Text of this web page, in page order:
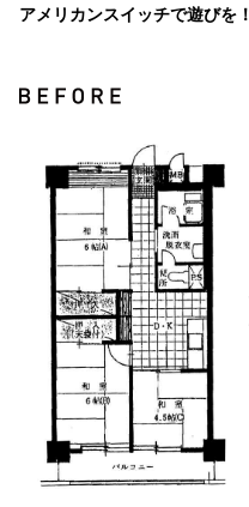
アメリカンスイッチで遊びを！